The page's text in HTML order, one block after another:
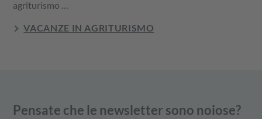
agriturismo …
VACANZE IN AGRITURISMO
Pensate che le newsletter sono noiose?